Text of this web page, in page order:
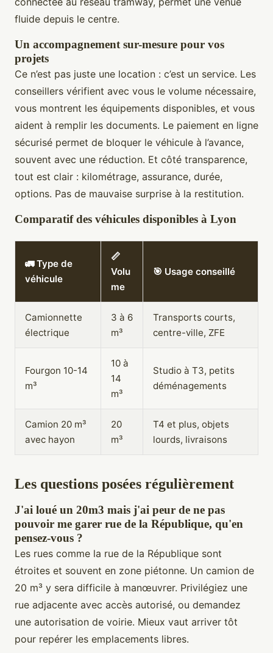
fluide depuis le centre.
Un accompagnement sur-mesure pour vos
projets
Ce n’est pas juste une location : c’est un service. Les
conseillers vérifient avec vous le volume nécessaire,
vous montrent les équipements disponibles, et vous
aident à remplir les documents. Le paiement en ligne
sécurisé permet de bloquer le véhicule à l’avance,
souvent avec une réduction. Et côté transparence,
tout est clair : kilométrage, assurance, durée,
options. Pas de mauvaise surprise à la restitution.
Comparatif des véhicules disponibles à Lyon
🚛 Type de
véhicule
📏
Volu
me
🎯 Usage conseillé
Camionnette
électrique
3 à 6
m³
Transports courts,
centre-ville, ZFE
Fourgon 10-14
m³
10 à
14
m³
Studio à T3, petits
déménagements
Camion 20 m³
avec hayon
20
m³
T4 et plus, objets
lourds, livraisons
Les questions posées régulièrement
J'ai loué un 20m3 mais j'ai peur de ne pas
pouvoir me garer rue de la République, qu'en
pensez-vous ?
Les rues comme la rue de la République sont
étroites et souvent en zone piétonne. Un camion de
20 m³ y sera difficile à manœuvrer. Privilégiez une
rue adjacente avec accès autorisé, ou demandez
une autorisation de voirie. Mieux vaut arriver tôt
pour repérer les emplacements libres.